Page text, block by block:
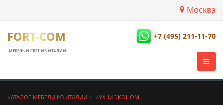
Москва
FORT-COM
МЕБЕЛЬ И СВЕТ ИЗ ИТАЛИИ
+7 (495) 211-11-70
КАТАЛОГ МЕБЕЛИ ИЗ ИТАЛИИ
КУХНИ ЭКОНОМ